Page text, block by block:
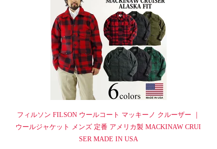
フィルソン FILSON ウールコート マッキーノ クルーザー ｜
ウールジャケット メンズ 定番 アメリカ製 MACKINAW CRUI
SER MADE IN USA